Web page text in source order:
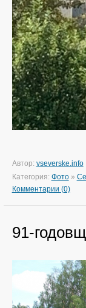
Автор: vseverske.info
Категория: Фото»
Комментарии (0)
91-